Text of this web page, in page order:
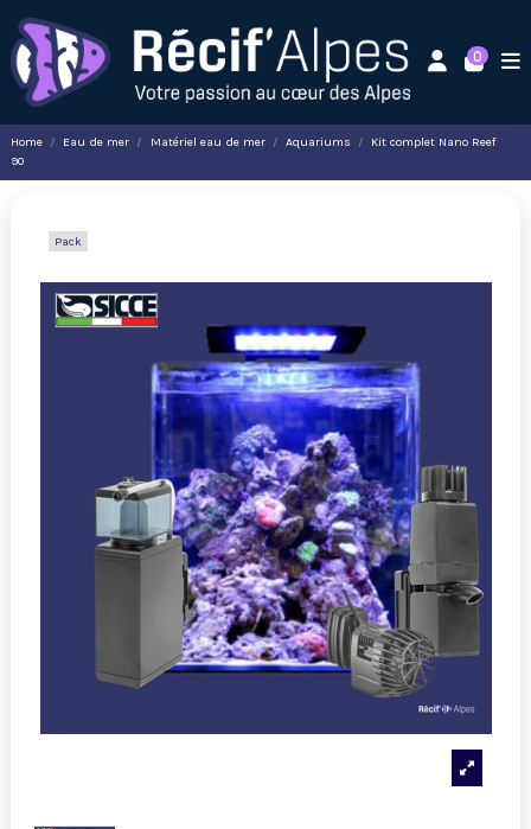
0
Home Eau de mer Matériel eau de mer Aquariums
Kit complet Nano Reef
90
Pack